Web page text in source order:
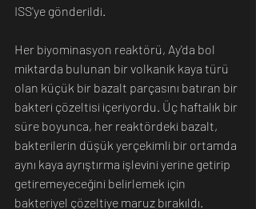
ISS'ye gönderildi.
Her biyominasyon reaktörü, Ay'da bol
miktarda bulunan bir volkanik kaya türü
olan küçük bir bazalt parçasını batıran bir
bakteri çözeltisi içeriyordu. Üç haftalık bir
süre boyunca, her reaktördeki bazalt,
bakterilerin düşük yerçekimli bir ortamda
aynı kaya ayrıştırma işlevini yerine getirip
getiremeyeceğini belirlemek için
bakteriyel çözeltiye maruz bırakıldı.